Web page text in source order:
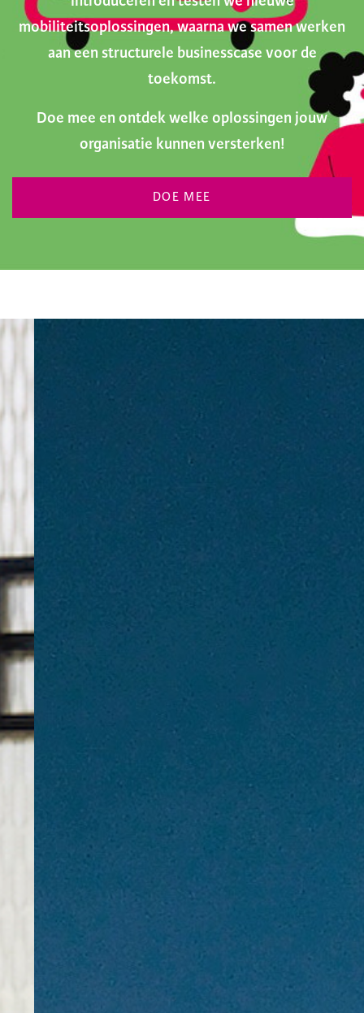
mobiliteitsoplossingen, waarna we samen werken
aan een structurele businesscase voor de
toekomst.
Doe mee en ontdek welke oplossingen jouw
organisatie kunnen versterken!
DOE MEE